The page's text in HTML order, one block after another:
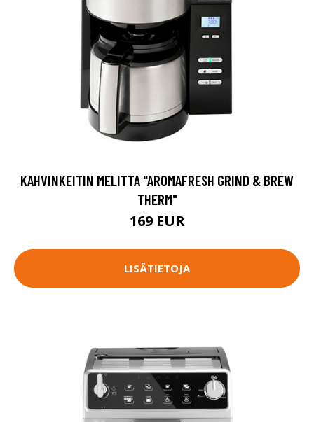
KAHVINKEITIN MELITTA "AROMAFRESH GRIND & BREW
THERM"
169 EUR
LISÄTIETOJA